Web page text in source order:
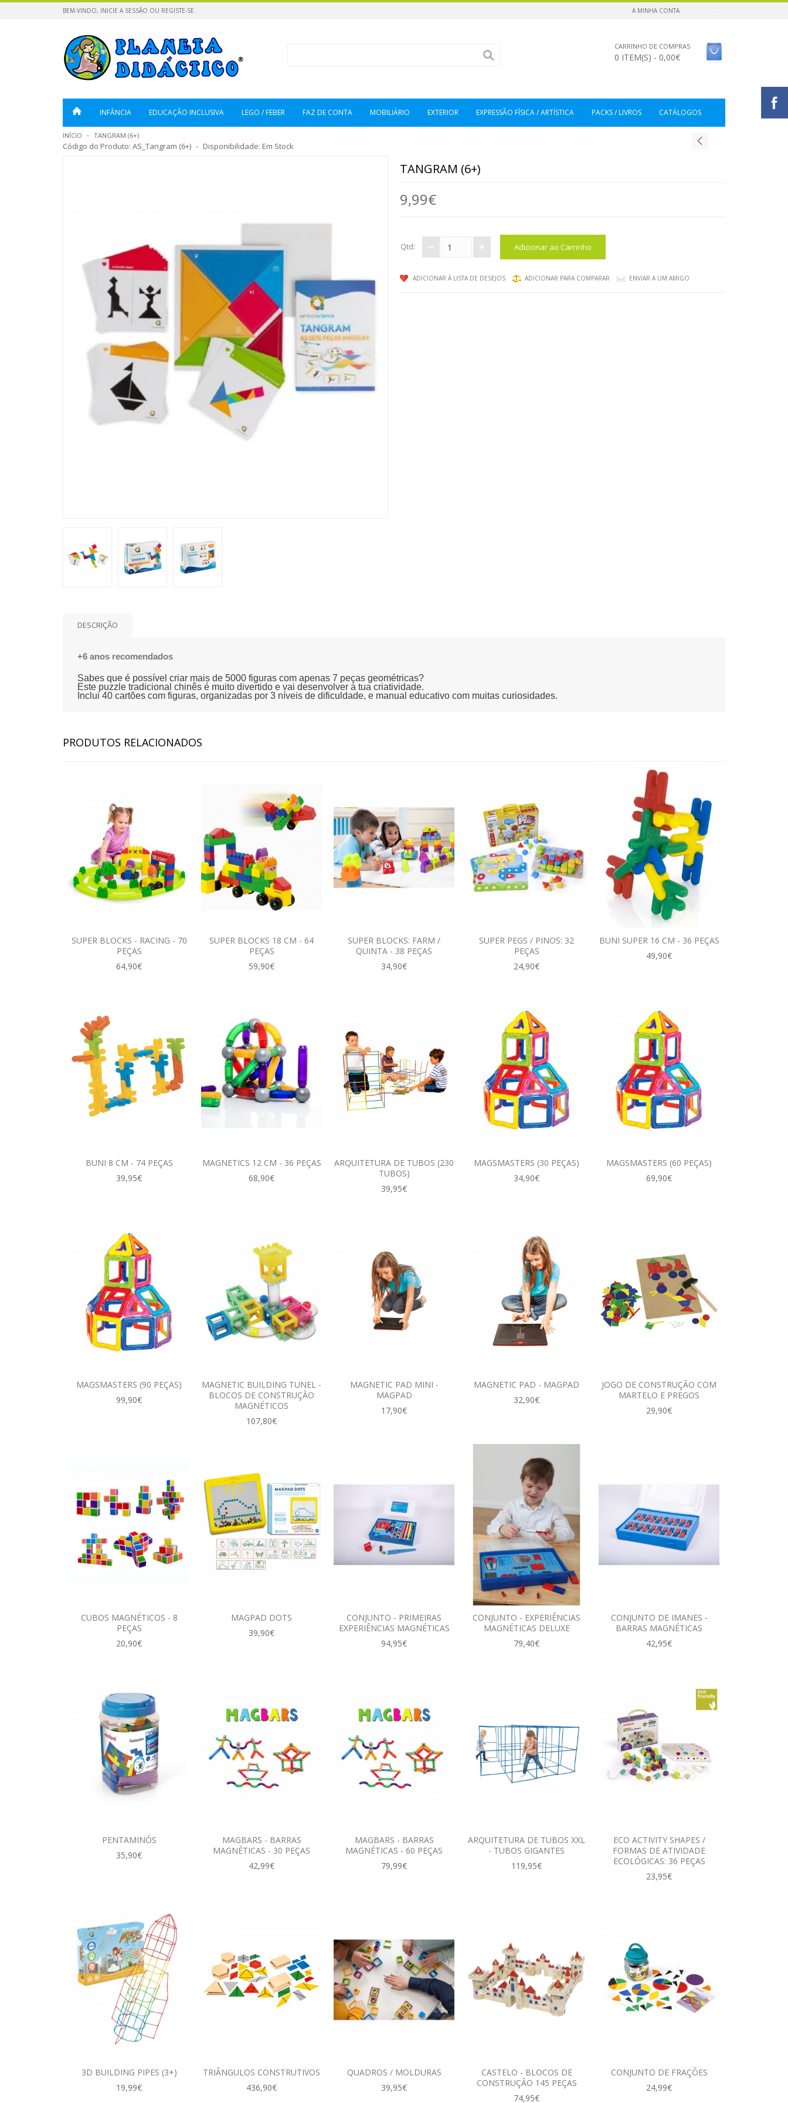
BEM-VINDO, INICIE A SESSÃO OU REGISTE-SE. A MINHA CONTA
CARRINHO DE COMPRAS
0 ITEM(S) - 0,00€
INFÂNCIA EDUCAÇÃO INCLUSIVA LEGO / FEBER FAZ DE CONTA MOBILIÁRIO EXTERIOR EXPRESSÃO FÍSICA / ARTÍSTICA PACKS / LIVROS CATÁLOGOS
INÍCIO TANGRAM (6+)
Código do Produto: AS_Tangram (6+) Disponibilidade: Em Stock
TANGRAM (6+)
9,99€
Qtd:
ADICIONAR À LISTA DE DESEJOS ADICIONAR PARA COMPARAR ENVIAR A UM AMIGO
DESCRIÇÃO
+6 anos recomendados
Sabes que é possível criar mais de 5000 figuras com apenas 7 peças geométricas?
Este puzzle tradicional chinês é muito divertido e vai desenvolver a tua criatividade.
Inclui 40 cartões com figuras, organizadas por 3 níveis de dificuldade, e manual educativo com muitas curiosidades.
PRODUTOS RELACIONADOS
SUPER BLOCKS - RACING - 70
PEÇAS
64,90€
SUPER BLOCKS 18 CM - 64
PEÇAS
59,90€
SUPER BLOCKS: FARM /
QUINTA - 38 PEÇAS
34,90€
SUPER PEGS / PINOS: 32
PEÇAS
24,90€
BUNI SUPER 16 CM - 36 PEÇAS
49,90€
BUNI 8 CM - 74 PEÇAS
39,95€
MAGNETICS 12 CM - 36 PEÇAS
68,90€
ARQUITETURA DE TUBOS (230
TUBOS)
39,95€
MAGSMASTERS (30 PEÇAS)
34,90€
MAGSMASTERS (60 PEÇAS)
69,90€
MAGSMASTERS (90 PEÇAS)
99,90€
MAGNETIC BUILDING TUNEL -
BLOCOS DE CONSTRUÇÃO
MAGNÉTICOS
107,80€
MAGNETIC PAD MINI -
MAGPAD
17,90€
MAGNETIC PAD - MAGPAD
32,90€
JOGO DE CONSTRUÇÃO COM
MARTELO E PREGOS
29,90€
CUBOS MAGNÉTICOS - 8
PEÇAS
20,90€
MAGPAD DOTS
39,90€
CONJUNTO - PRIMEIRAS
EXPERIÊNCIAS MAGNÉTICAS
94,95€
CONJUNTO - EXPERIÊNCIAS
MAGNÉTICAS DELUXE
79,40€
CONJUNTO DE IMANES -
BARRAS MAGNÉTICAS
42,95€
PENTAMINÓS
35,90€
MAGBARS - BARRAS
MAGNÉTICAS - 30 PEÇAS
42,99€
MAGBARS - BARRAS
MAGNÉTICAS - 60 PEÇAS
79,99€
ARQUITETURA DE TUBOS XXL
- TUBOS GIGANTES
119,95€
ECO ACTIVITY SHAPES /
FORMAS DE ATIVIDADE
ECOLÓGICAS: 36 PEÇAS
23,95€
3D BUILDING PIPES (3+)
19,99€
TRIÂNGULOS CONSTRUTIVOS
436,90€
QUADROS / MOLDURAS
39,95€
CASTELO - BLOCOS DE
CONSTRUÇÃO 145 PEÇAS
74,95€
CONJUNTO DE FRAÇÕES
24,99€